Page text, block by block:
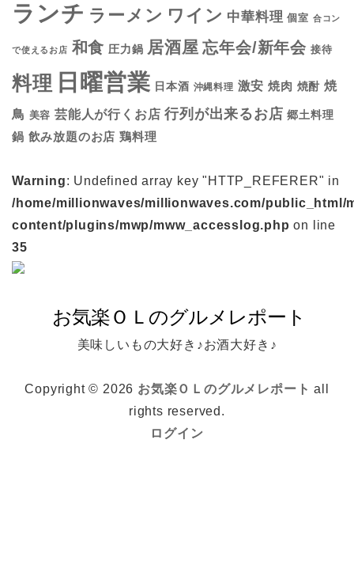
ランチ ラーメン ワイン 中華料理 個室 合コン
で使えるお店 和食 圧力鍋 居酒屋 忘年会/新年会 接待
料理 日曜営業 日本酒 沖縄料理 激安 焼肉 焼酎 焼
鳥 美容 芸能人が行くお店 行列が出来るお店 郷土料理
鍋 飲み放題のお店 鶏料理
Warning: Undefined array key "HTTP_REFERER" in
/home/millionwaves/millionwaves.com/public_html/
content/plugins/mwp/mww_accesslog.php on line
35
美味しいもの大好き♪お酒大好き♪
Copyright © 2026 お気楽ＯＬのグルメレポート all
rights reserved.
ログイン